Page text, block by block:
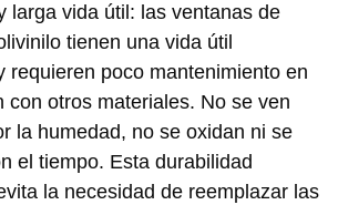
larga vida útil: las ventanas de
tienen una vida útil
requieren poco mantenimiento en
con otros materiales. No se ven
la humedad, no se oxidan ni se
el tiempo. Esta durabilidad
la necesidad de reemplazar las